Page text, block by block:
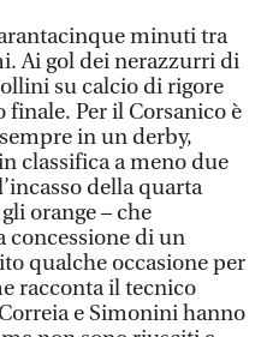
minuti tra
Ai gol dei nerazzurri di
su calcio di rigore
finale. Per il Corsanico è
in un derby,
classifica a meno due
della quarta
orange – che
concessione di un
qualche occasione per
racconta il tecnico
e Simonini hanno